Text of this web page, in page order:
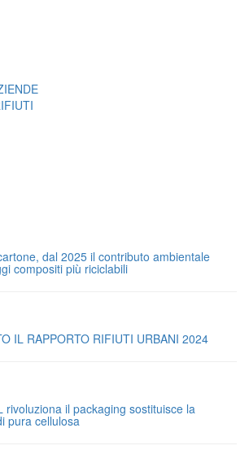
dal 2025 il contributo ambientale
compositi più riciclabili
IL RAPPORTO RIFIUTI URBANI 2024
rivoluziona il packaging sostituisce la
pura cellulosa